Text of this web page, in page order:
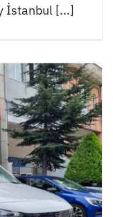
İstanbul [...]